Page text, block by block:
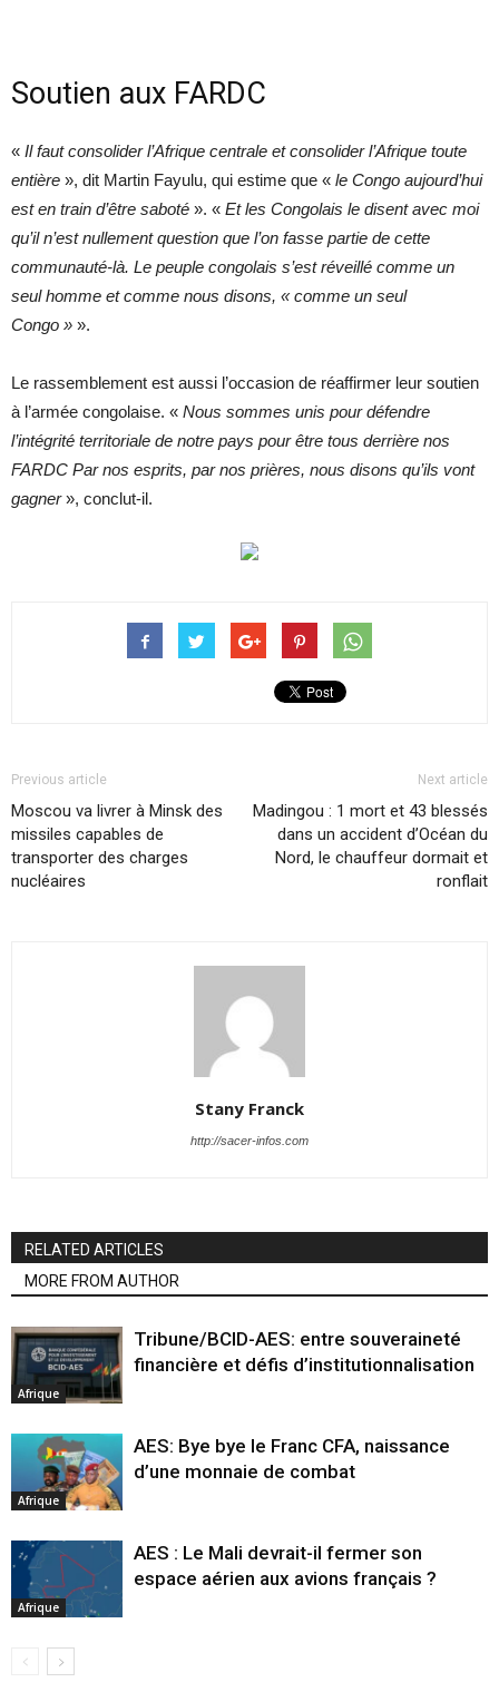
Soutien aux FARDC
« Il faut consolider l’Afrique centrale et consolider l’Afrique toute
entière », dit Martin Fayulu, qui estime que « le Congo aujourd’hui
est en train d’être saboté ». « Et les Congolais le disent avec moi
qu’il n’est nullement question que l’on fasse partie de cette
communauté-là. Le peuple congolais s’est réveillé comme un
seul homme et comme nous disons, « comme un seul
Congo » ».
Le rassemblement est aussi l’occasion de réaffirmer leur soutien
à l’armée congolaise. « Nous sommes unis pour défendre
l’intégrité territoriale de notre pays pour être tous derrière nos
FARDC Par nos esprits, par nos prières, nous disons qu’ils vont
gagner», conclut-il.
Previous article
Moscou va livrer à Minsk des
missiles capables de
transporter des charges
nucléaires
Next article
Madingou : 1 mort et 43 blessés
dans un accident d’Océan du
Nord, le chauffeur dormait et
ronflait
Stany Franck
http://sacer-infos.com
RELATED ARTICLES
MORE FROM AUTHOR
Afrique
Tribune/BCID-AES: entre souveraineté
financière et défis d’institutionnalisation
Afrique
AES: Bye bye le Franc CFA, naissance
d’une monnaie de combat
Afrique
AES : Le Mali devrait-il fermer son
espace aérien aux avions français ?